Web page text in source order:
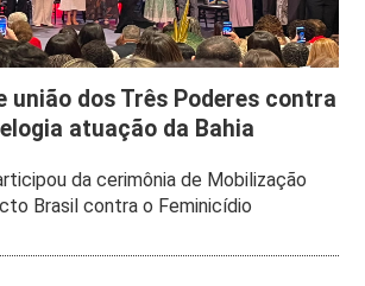
união dos Três Poderes contra
atuação da Bahia
da cerimônia de Mobilização
Brasil contra o Feminicídio